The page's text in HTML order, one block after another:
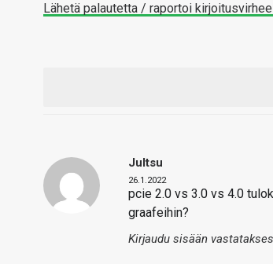
Lähetä palautetta / raportoi
Jultsu
26.1.2022
pcie 2.0 vs 3.0 vs 4.0
graafeihin?
Kirjaudu sisään